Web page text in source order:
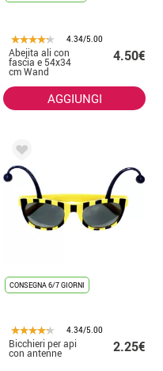
4.34/5.00
Abejita ali con
fascia e 54x34
cm Wand
4.50€
AGGIUNGI
CONSEGNA 6/7 GIORNI
4.34/5.00
Bicchieri per api
con antenne 2.25€